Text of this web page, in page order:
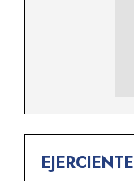
EJERCIENTE